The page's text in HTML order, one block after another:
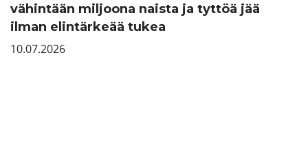
vähintään miljoona naista ja tyttöä jää
ilman elintärkeää tukea
10.07.2026